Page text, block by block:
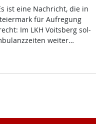
ist ei­ne Nach­richt, die in
für Auf­re­gung
Im LKH Voits­berg sol­
wei­ter…